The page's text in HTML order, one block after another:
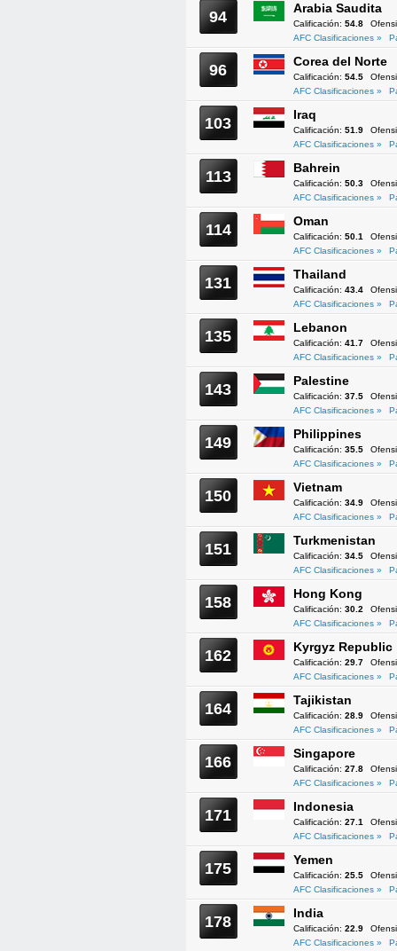
94 Arabia Saudita
Calificación: 54.8
AFC Clasificaciones »
96 Corea del Norte
Calificación: 54.5
AFC Clasificaciones »
103 Iraq
Calificación: 51.9
AFC Clasificaciones »
113 Bahrein
Calificación: 50.3
AFC Clasificaciones »
114 Oman
Calificación: 50.1
AFC Clasificaciones »
131 Thailand
Calificación: 43.4
AFC Clasificaciones »
135 Lebanon
Calificación: 41.7
AFC Clasificaciones »
143 Palestine
Calificación: 37.5
AFC Clasificaciones »
149 Philippines
Calificación: 35.5
AFC Clasificaciones »
150 Vietnam
Calificación: 34.9
AFC Clasificaciones »
151 Turkmenistan
Calificación: 34.5
AFC Clasificaciones »
158 Hong Kong
Calificación: 30.2
AFC Clasificaciones »
162 Kyrgyz Republic
Calificación: 29.7
AFC Clasificaciones »
164 Tajikistan
Calificación: 28.9
AFC Clasificaciones »
166 Singapore
Calificación: 27.8
AFC Clasificaciones »
171 Indonesia
Calificación: 27.1
AFC Clasificaciones »
175 Yemen
Calificación: 25.5
AFC Clasificaciones »
178 India
Calificación: 22.9
AFC Clasificaciones »